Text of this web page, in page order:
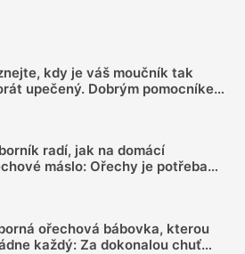
kdy je váš moučník tak
upečený. Dobrým pomocníkem
radí, jak na domácí
máslo: Ořechy je potřeba
ořechová bábovka, kterou
každý: Za dokonalou chuť